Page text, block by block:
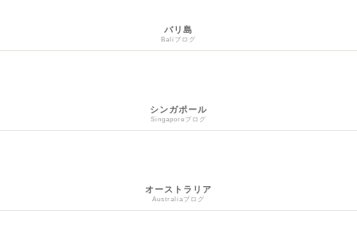
バリ島
Baliブログ
シンガポール
Singaporeブログ
オーストラリア
Australiaブログ